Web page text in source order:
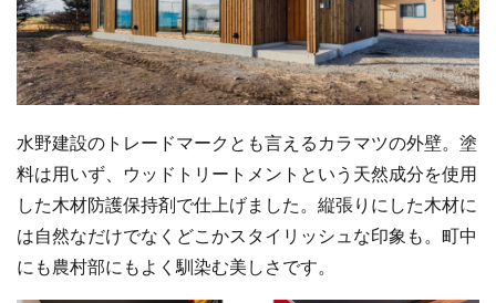
水野建設のトレードマークとも言えるカラマツの外壁。塗
料は用いず、ウッドトリートメントという天然成分を使用
した木材防護保持剤で仕上げました。縦張りにした木材に
は自然なだけでなくどこかスタイリッシュな印象も。町中
にも農村部にもよく馴染む美しさです。